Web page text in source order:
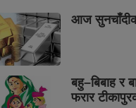
आज
बहु–बिबाह र
फरार